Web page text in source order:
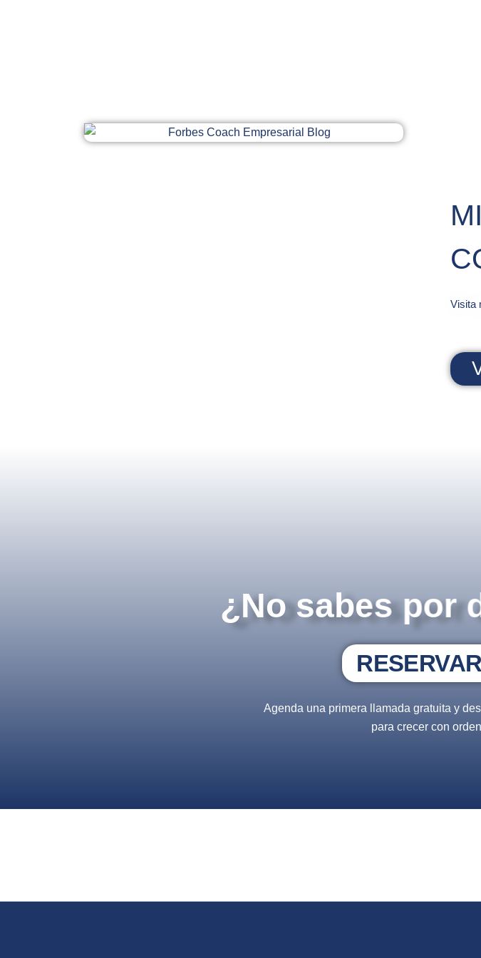
Visita
¿No sabes por
Agenda una primera llamada gratuita y
para crecer con